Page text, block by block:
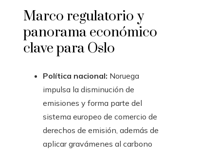
Marco regulatorio y
panorama económico
clave para Oslo
Política nacional: Noruega
impulsa la disminución de
emisiones y forma parte del
sistema europeo de comercio de
derechos de emisión, además de
aplicar gravámenes al carbono